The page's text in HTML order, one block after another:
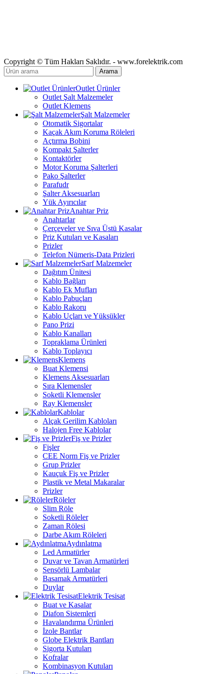
Copyright © Tüm Hakları Saklıdır. - www.forelektrik.com
Arama
Outlet Ürünler
Outlet Şalt Malzemeler
Outlet Klemens
Şalt Malzemeler
Otomatik Sigortalar
Kaçak Akım Koruma Röleleri
Açtırma Bobini
Kompakt Şalterler
Kontaktörler
Motor Koruma Şalterleri
Pako Şalterler
Parafudr
Şalter Aksesuarları
Yük Ayırıcılar
Anahtar Priz
Anahtarlar
Çerçeveler ve Sıva Üstü Kasalar
Priz Kutuları ve Kasaları
Prizler
Telefon Nümeris-Data Prizleri
Sarf Malzemeler
Dağıtım Ünitesi
Kablo Bağları
Kablo Ek Mufları
Kablo Pabuçları
Kablo Rakoru
Kablo Uçları ve Yüksükler
Pano Prizi
Kablo Kanalları
Topraklama Ürünleri
Kablo Toplayıcı
Klemens
Buat Klemensi
Klemens Aksesuarları
Sıra Klemensler
Soketli Klemensler
Ray Klemensler
Kablolar
Alçak Gerilim Kabloları
Halojen Free Kablolar
Fiş ve Prizler
Fişler
CEE Norm Fiş ve Prizler
Grup Prizler
Kauçuk Fiş ve Prizler
Plastik ve Metal Makaralar
Prizler
Röleler
Slim Röle
Soketli Röleler
Zaman Rölesi
Darbe Akım Röleleri
Aydınlatma
Led Armatürler
Duvar ve Tavan Armatürleri
Sensörlü Lambalar
Basamak Armatürleri
Duylar
Elektrik Tesisat
Buat ve Kasalar
Diafon Sistemleri
Havalandırma Ürünleri
İzole Bantlar
Globe Elektrik Bantları
Sigorta Kutuları
Kofralar
Kombinasyon Kutuları